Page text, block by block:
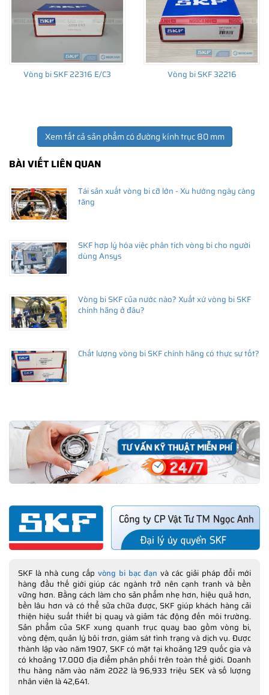
Vòng bi SKF 22316 E/C3 Vòng bi SKF 32216
Xem tất cả sản phẩm có đường kính trục 80 mm
BÀI VIẾT LIÊN QUAN
Tái sản xuất vòng bi cỡ lớn - Xu hướng ngày càng
tăng
SKF hợp lý hóa việc phân tích vòng bi cho người
dùng Ansys
Vòng bi SKF của nước nào? Xuất xứ vòng bi SKF
chính hãng ở đâu?
Chất lượng vòng bi SKF chính hãng có thực sự tốt?
SKF là nhà cung cấp vòng bi bạc đạn và các giải pháp đổi mới
hàng đầu thế giới giúp các ngành trở nên cạnh tranh và bền
vững hơn. Bằng cách làm cho sản phẩm nhẹ hơn, hiệu quả hơn,
bền lâu hơn và có thể sửa chữa được, SKF giúp khách hàng cải
thiện hiệu suất thiết bị quay và giảm tác động đến môi trường.
Sản phẩm của SKF xung quanh trục quay bao gồm vòng bi,
vòng đệm, quản lý bôi trơn, giám sát tình trạng và dịch vụ. Được
thành lập vào năm 1907, SKF có mặt tại khoảng 129 quốc gia và
có khoảng 17.000 địa điểm phân phối trên toàn thế giới. Doanh
thu hàng năm vào năm 2022 là 96,933 triệu SEK và số lượng
nhân viên là 42,641.